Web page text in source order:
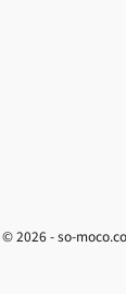
© 2026 -so-